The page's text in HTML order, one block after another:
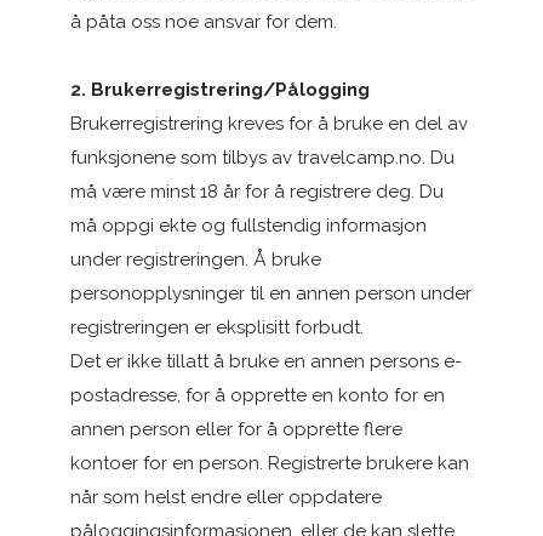
å påta oss noe ansvar for dem.
2. Brukerregistrering/Pålogging
Brukerregistrering kreves for å bruke en del av
funksjonene som tilbys av travelcamp.no. Du
må være minst 18 år for å registrere deg. Du
må oppgi ekte og fullstendig informasjon
under registreringen. Å bruke
personopplysninger til en annen person under
registreringen er eksplisitt forbudt.
Det er ikke tillatt å bruke en annen persons e-
postadresse, for å opprette en konto for en
annen person eller for å opprette flere
kontoer for en person. Registrerte brukere kan
når som helst endre eller oppdatere
påloggingsinformasjonen, eller de kan slette